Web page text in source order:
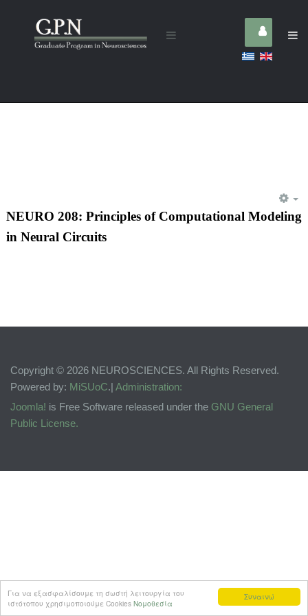
Συναινώ
Για να εξασφαλίσουμε τη σωστή λειτουργία του
ιστότοπου χρησιμοποιούμε Cookies Νομοθεσία
NEURO 208: Principles of Computational Modeling
in Neural Circuits
Copyright © 2026 NEUROSCIENCES. All Rights Reserved.
Powered by: MiSUoC.| Administration:
Joomla! is Free Software released under the GNU General
Public License.